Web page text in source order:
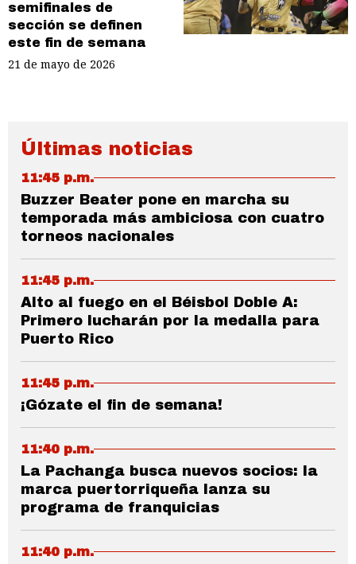
semifinales de
sección se definen
este fin de semana
21 de mayo de 2026
Últimas noticias
11:45 p.m.
Buzzer Beater pone en marcha su
temporada más ambiciosa con cuatro
torneos nacionales
11:45 p.m.
Alto al fuego en el Béisbol Doble A:
Primero lucharán por la medalla para
Puerto Rico
11:45 p.m.
¡Gózate el fin de semana!
11:40 p.m.
La Pachanga busca nuevos socios: la
marca puertorriqueña lanza su
programa de franquicias
11:40 p.m.